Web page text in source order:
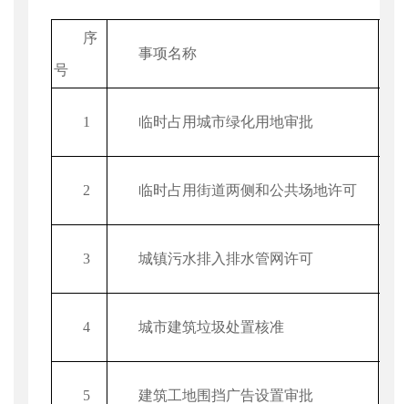
序
号
事项名称
1 临时占用城市绿化用地审批
2 临时占用街道两侧和公共场地许可
3 城镇污水排入排水管网许可
4 城市建筑垃圾处置核准
5 建筑工地围挡广告设置审批